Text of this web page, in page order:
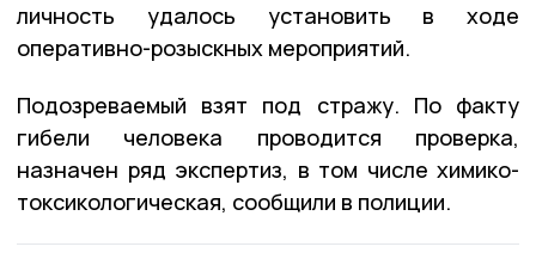
личность удалось установить в ходе
оперативно-розыскных мероприятий.
Подозреваемый взят под стражу. По факту
гибели человека проводится проверка,
назначен ряд экспертиз, в том числе химико-
токсикологическая, сообщили в полиции.